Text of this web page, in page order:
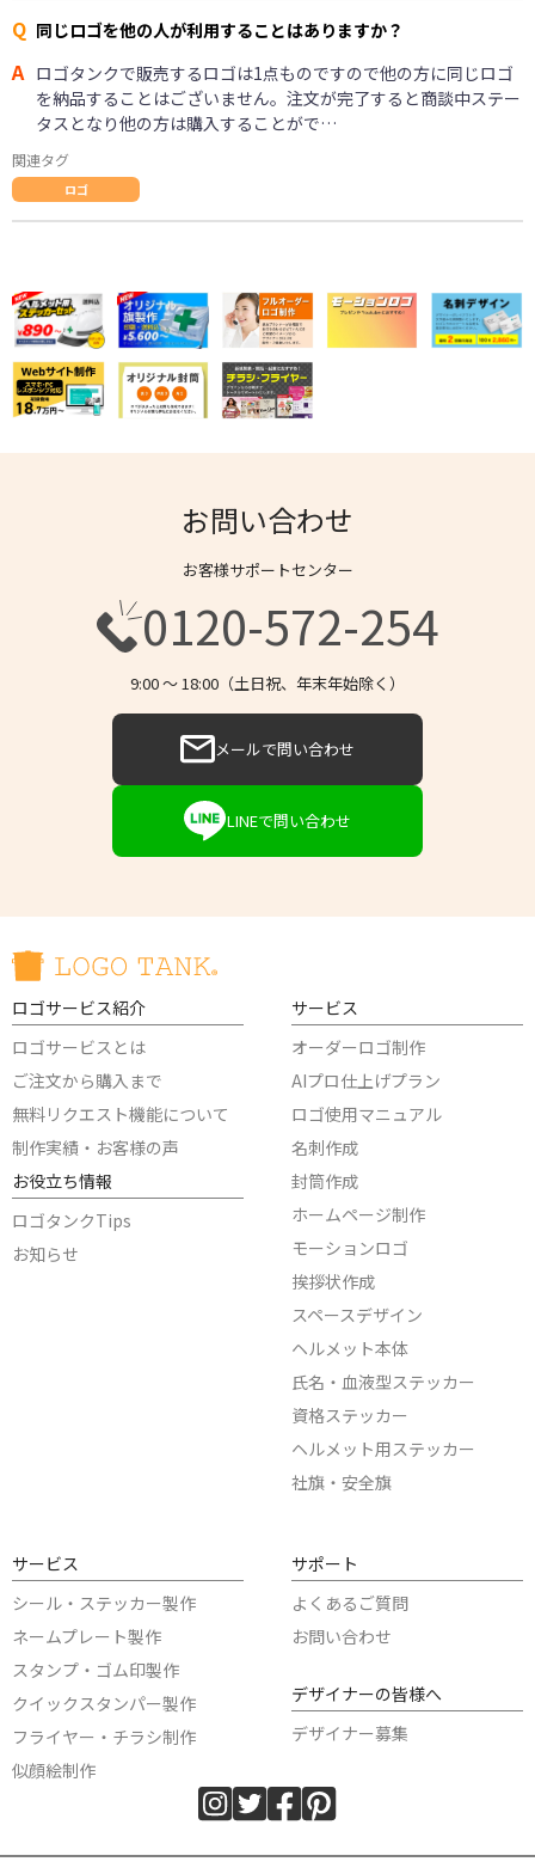
Q 同じロゴを他の人が利用することはありますか？
A ロゴタンクで販売するロゴは1点ものですので他の方に同じロゴ
を納品することはございません。注文が完了すると商談中ステー
タスとなり他の方は購入することがで…
関連タグ
ロゴ
お問い合わせ
お客様サポートセンター
0120-572-254
9:00 〜 18:00（土日祝、年末年始除く）
メールで問い合わせ
LINEで問い合わせ
ロゴサービス紹介
ロゴサービスとは
ご注文から購入まで
無料リクエスト機能について
制作実績・お客様の声
お役立ち情報
ロゴタンクTips
お知らせ
サービス
オーダーロゴ制作
AIプロ仕上げプラン
ロゴ使用マニュアル
名刺作成
封筒作成
ホームページ制作
モーションロゴ
挨拶状作成
スペースデザイン
ヘルメット本体
氏名・血液型ステッカー
資格ステッカー
ヘルメット用ステッカー
社旗・安全旗
サービス
シール・ステッカー製作
ネームプレート製作
スタンプ・ゴム印製作
クイックスタンパー製作
フライヤー・チラシ制作
似顔絵制作
サポート
よくあるご質問
お問い合わせ
デザイナーの皆様へ
デザイナー募集